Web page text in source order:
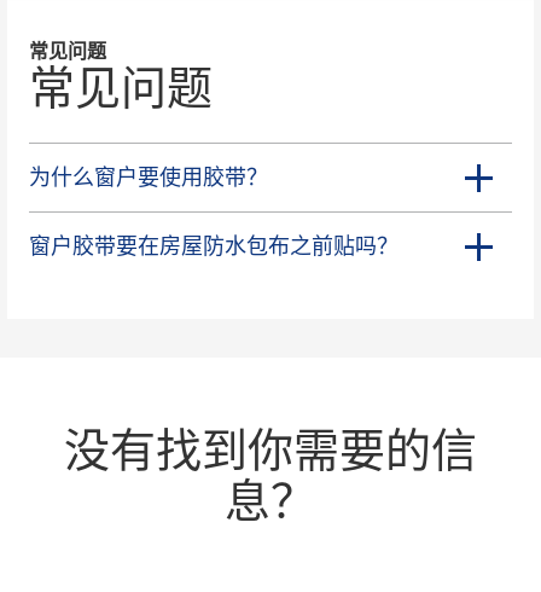
常见问题
常见问题
为什么窗户要使用胶带？
窗户胶带要在房屋防水包布之前贴吗？
没有找到你需要的信
息？